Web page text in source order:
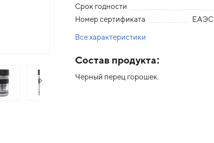
предыдущий слайд
Срок годности
Номер сертификата
ЕАЭС
Все характеристики
Состав продукта:
Черный перец горошек.